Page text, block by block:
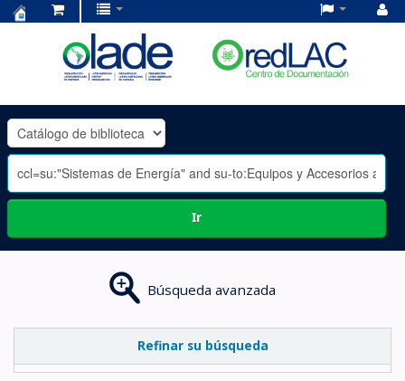
OLADE
-
Ir
Búsqueda avanzada
Refinar su búsqueda